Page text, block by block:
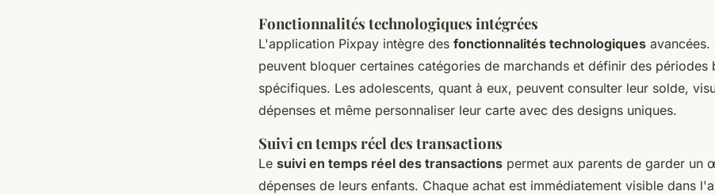
Fonctionnalités technologiques intégrées
L'application Pixpay intègre des fonctionnalités technologiques avancées.
peuvent bloquer certaines catégories de marchands et définir des périodes
spécifiques. Les adolescents, quant à eux, peuvent consulter leur solde,
dépenses et même personnaliser leur carte avec des designs uniques.
Suivi en temps réel des transactions
Le suivi en temps réel des transactions permet aux parents de garder un
dépenses de leurs enfants. Chaque achat est immédiatement visible dans